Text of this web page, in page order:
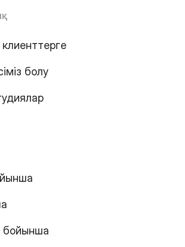
клиенттерге
болу
бойынша